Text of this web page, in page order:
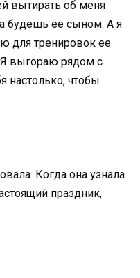
вытирать об меня
будешь ее сыном. А я
для тренировок ее
Я выгораю рядом с
настолько, чтобы
Когда она узнала
праздник,